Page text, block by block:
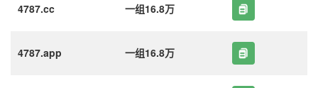
4787.cc 一组16.8万
4787.app 一组16.8万